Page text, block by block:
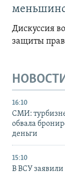
Дискуссия
защиты
16:10
СМИ:
обвала
деньги
15:10
В ВСУ